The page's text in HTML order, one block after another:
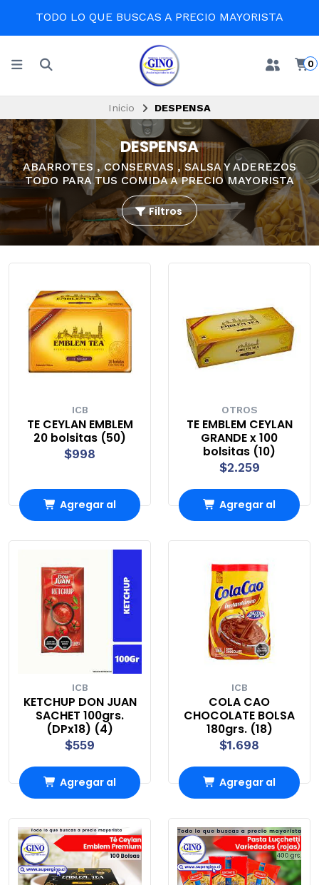
TODO LO QUE BUSCAS A PRECIO MAYORISTA
0
Inicio DESPENSA
DESPENSA
ABARROTES , CONSERVAS , SALSA Y ADEREZOS
TODO PARA TUS COMIDA A PRECIO MAYORISTA
Filtros
ICB
TE CEYLAN EMBLEM
20 bolsitas (50)
$998
Agregar al
OTROS
TE EMBLEM CEYLAN
GRANDE x 100
bolsitas (10)
$2.259
Agregar al
ICB
KETCHUP DON JUAN
SACHET 100grs.
(DPx18) (4)
$559
Agregar al
ICB
COLA CAO
CHOCOLATE BOLSA
180grs. (18)
$1.698
Agregar al